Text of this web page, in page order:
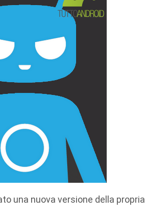
una nuova versione della propria